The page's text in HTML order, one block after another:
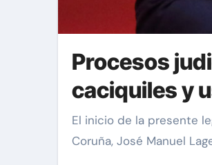
Procesos
caciquiles y
El inicio de la presente legislatura municipal ha destapado una serie de polémicas que tienen como denominador común al gobernador de A
Coruña, José Manuel